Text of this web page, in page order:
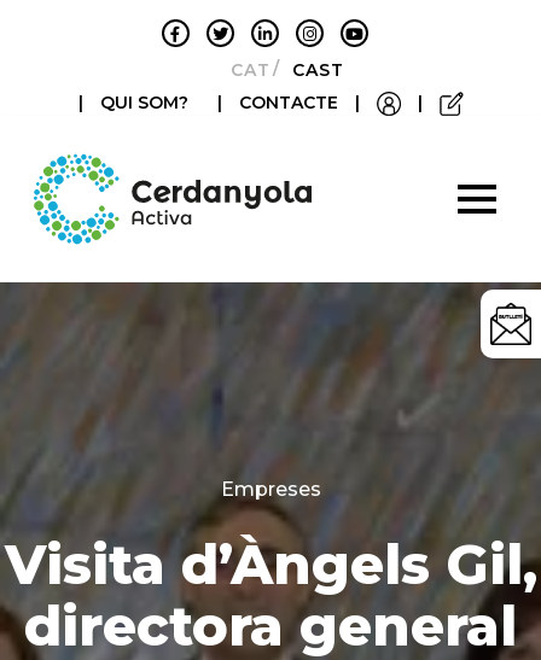
CATALÀCASTELLANO
|
QUI SOM? | CONTACTE | |
Categories
Empreses
Visita d’Àngels Gil,
directora general